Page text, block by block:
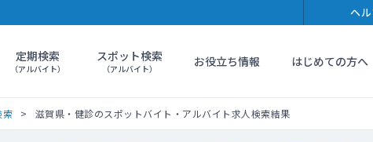
ヘ
定期検索
（アルバイト）
スポット検索
（アルバイト） お役立ち情報 はじめての方へ
索 滋賀県・健診のスポットバイト・アルバイト求人検索結果